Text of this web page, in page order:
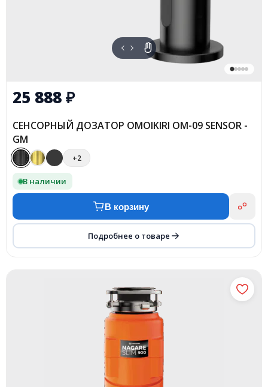
25 888₽
СЕНСОРНЫЙ ДОЗАТОР OMOIKIRI OM-09 SENSOR -
GM
+2
В наличии
В корзину
Подробнее о товаре